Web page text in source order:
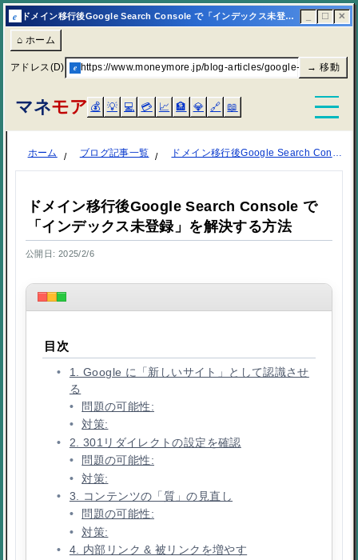
e ドメイン移行後Google Search Console で「インデックス未登録」を解決する方法 | マネモア ☐ ✕
⌂ ホーム
アドレス(D) e https://www.moneymore.jp/blog-articles/google-search-
→ 移動
マネモア 💰 💡 💻 💳 📈 🏦 💎 🔗 📖
ホーム ブログ記事一覧 ドメイン移行後Google Search Console で「インデックス未登録」を解決する方法
ドメイン移行後Google Search Console で
「インデックス未登録」を解決する方法
公開日: 2025/2/6
目次
1. Google に「新しいサイト」として認識させ
る
問題の可能性:
対策:
2. 301リダイレクトの設定を確認
問題の可能性:
対策:
3. コンテンツの「質」の見直し
問題の可能性:
対策:
4. 内部リンク & 被リンクを増やす